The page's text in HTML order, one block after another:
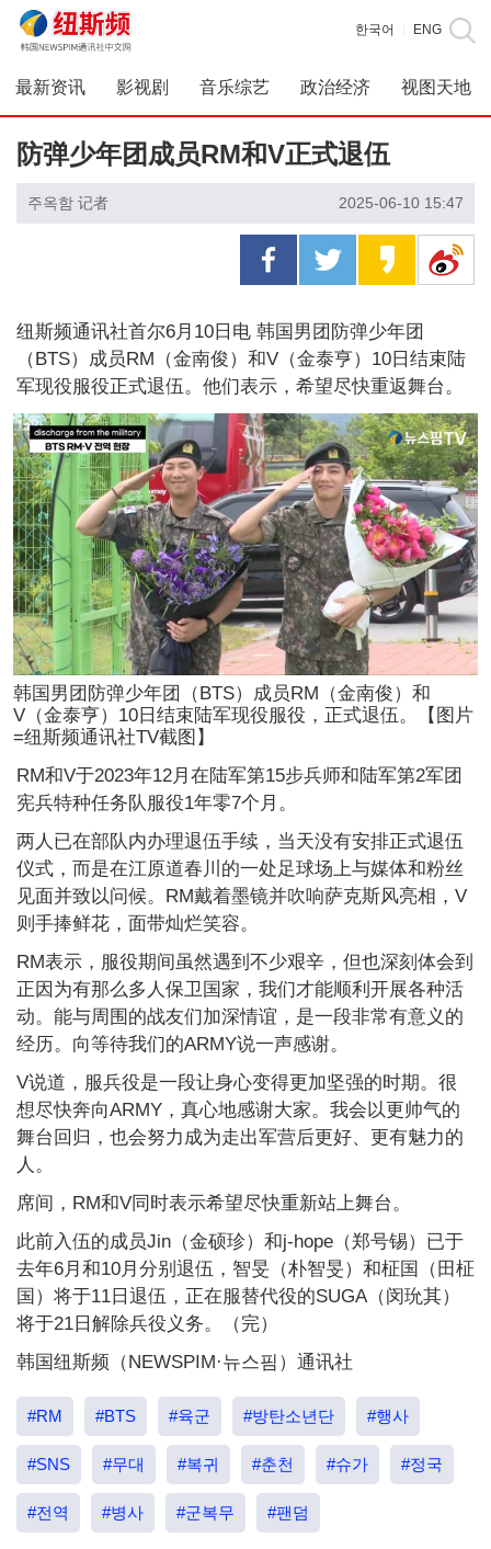
한국어 ENG
最新资讯 影视剧 音乐综艺 政治经济 视图天地
防弹少年团成员RM和V正式退伍
주옥함 记者 2025-06-10 15:47
纽斯频通讯社首尔6月10日电 韩国男团防弹少年团
（BTS）成员RM（金南俊）和V（金泰亨）10日结束陆
军现役服役正式退伍。他们表示，希望尽快重返舞台。
韩国男团防弹少年团（BTS）成员RM（金南俊）和
V（金泰亨）10日结束陆军现役服役，正式退伍。【图片
=纽斯频通讯社TV截图】
RM和V于2023年12月在陆军第15步兵师和陆军第2军团
宪兵特种任务队服役1年零7个月。
两人已在部队内办理退伍手续，当天没有安排正式退伍
仪式，而是在江原道春川的一处足球场上与媒体和粉丝
见面并致以问候。RM戴着墨镜并吹响萨克斯风亮相，V
则手捧鲜花，面带灿烂笑容。
RM表示，服役期间虽然遇到不少艰辛，但也深刻体会到
正因为有那么多人保卫国家，我们才能顺利开展各种活
动。能与周围的战友们加深情谊，是一段非常有意义的
经历。向等待我们的ARMY说一声感谢。
V说道，服兵役是一段让身心变得更加坚强的时期。很
想尽快奔向ARMY，真心地感谢大家。我会以更帅气的
舞台回归，也会努力成为走出军营后更好、更有魅力的
人。
席间，RM和V同时表示希望尽快重新站上舞台。
此前入伍的成员Jin（金硕珍）和j-hope（郑号锡）已于
去年6月和10月分别退伍，智旻（朴智旻）和柾国（田柾
国）将于11日退伍，正在服替代役的SUGA（闵玧其）
将于21日解除兵役义务。（完）
韩国纽斯频（NEWSPIM·뉴스핌）通讯社
#RM #BTS #육군 #방탄소년단 #행사
#SNS #무대 #복귀 #춘천 #슈가 #정국
#전역 #병사 #군복무 #팬덤